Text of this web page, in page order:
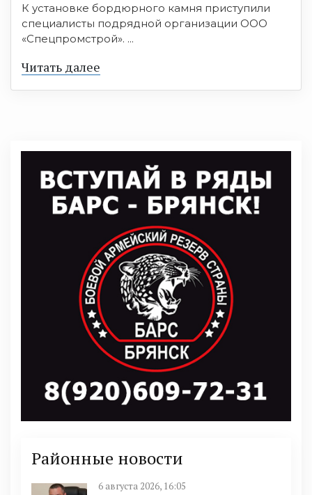
К установке бордюрного камня приступили
специалисты подрядной организации ООО
«Спецпромстрой». ...
Читать далее
Районные новости
6 августа 2026, 16:05